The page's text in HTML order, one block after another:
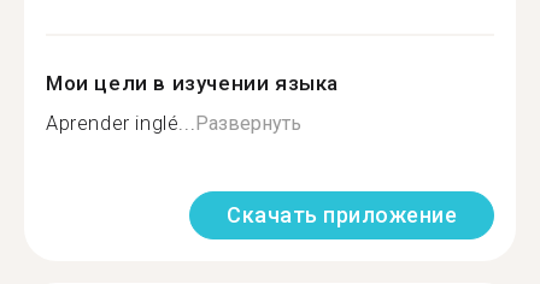
Мои цели в изучении языка
Aprender inglé...Развернуть
Скачать приложение